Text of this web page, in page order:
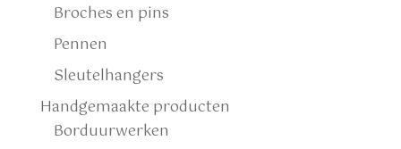
Broches en pins
Pennen
Sleutelhangers
Handgemaakte producten
Borduurwerken